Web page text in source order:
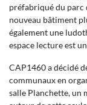
préfabriqué du parc
nouveau bâtiment
également une
espace lecture est
CAP1460 a décidé
communaux en
salle Planchette, un